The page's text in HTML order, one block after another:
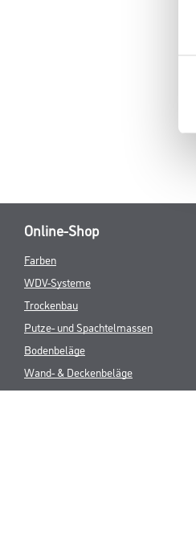
Online-Shop
Farben
WDV-Systeme
Trockenbau
Putze- und Spachtelmassen
Bodenbeläge
Wand- & Deckenbeläge
Werkzeuge & Maschinen